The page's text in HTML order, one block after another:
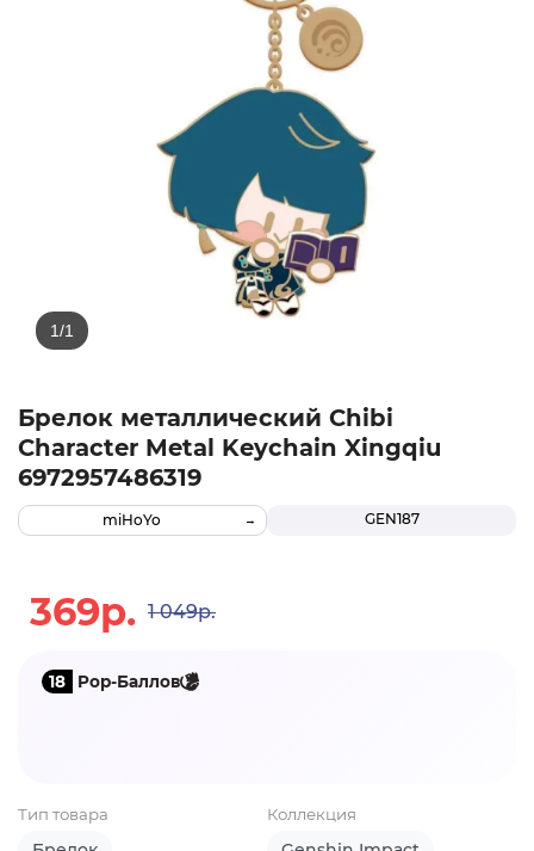
Брелок металлический Chibi
Character Metal Keychain Xingqiu
6972957486319
GEN187
miHoYo
369р. 1 049р.
18 Pop-Баллов
Тип товара Коллекция